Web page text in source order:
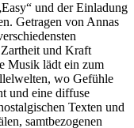
und der Einladung
Getragen von Annas
Zartheit und Kraft
Musik lädt ein zum
wo Gefühle
und eine diffuse
Texten und
samtbezogenen